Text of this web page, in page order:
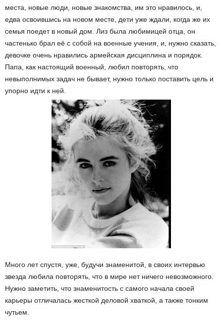
места, новые люди, новые знакомства, им это нравилось, и,
едва освоившись на новом месте, дети уже ждали, когда же их
семья поедет в новый дом. Лиз была любимицей отца, он
частенько брал её с собой на военные учения, и, нужно сказать,
девочке очень нравились армейская дисциплина и порядок.
Папа, как настоящий военный, любил повторять, что
невыполнимых задач не бывает, нужно только поставить цель и
упорно идти к ней.
Много лет спустя, уже, будучи знаменитой, в своих интервью
звезда любила повторять, что в мире нет ничего невозможного.
Нужно заметить, что знаменитость с самого начала своей
карьеры отличалась жесткой деловой хваткой, а также тонким
чутьем.